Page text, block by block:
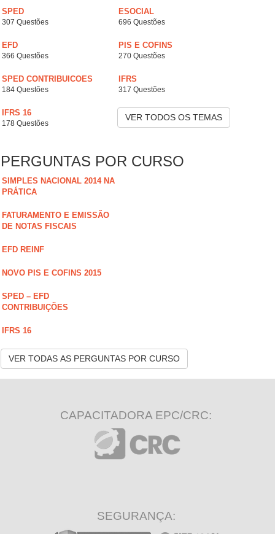
SPED
307 Questões
ESOCIAL
696 Questões
EFD
366 Questões
PIS E COFINS
270 Questões
SPED CONTRIBUICOES
184 Questões
IFRS
317 Questões
IFRS 16
178 Questões
VER TODOS OS TEMAS
PERGUNTAS POR CURSO
SIMPLES NACIONAL 2014 NA
PRÁTICA
FATURAMENTO E EMISSÃO
DE NOTAS FISCAIS
EFD REINF
NOVO PIS E COFINS 2015
SPED – EFD
CONTRIBUIÇÕES
IFRS 16
VER TODAS AS PERGUNTAS POR CURSO
CAPACITADORA EPC/CRC:
SEGURANÇA: